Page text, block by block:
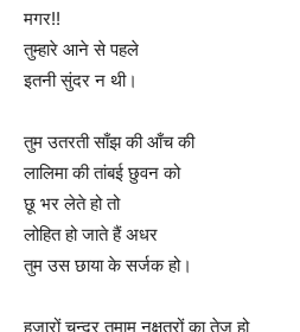
मगर!!
तुम्हारे आने से पहले
इतनी सुंदर न थी।
तुम उतरती साँझ की आँच की
लालिमा की तांबई छुवन को
छू भर लेते हो तो
लोहित हो जाते हैं अधर
तुम उस छाया के सर्जक हो।
हजारों चन्द्र तमाम नक्षत्रों का तेज हो